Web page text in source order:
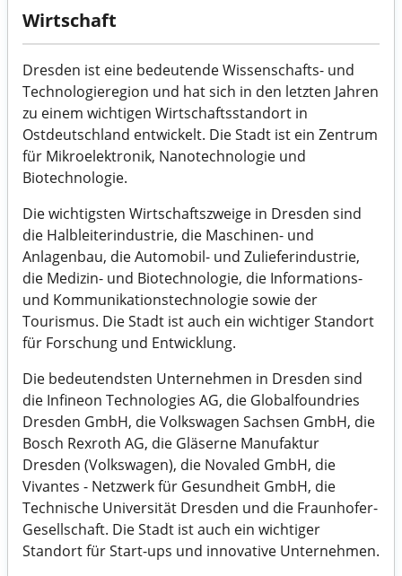
Wirtschaft
Dresden ist eine bedeutende Wissenschafts- und
Technologieregion und hat sich in den letzten Jahren
zu einem wichtigen Wirtschaftsstandort in
Ostdeutschland entwickelt. Die Stadt ist ein Zentrum
für Mikroelektronik, Nanotechnologie und
Biotechnologie.
Die wichtigsten Wirtschaftszweige in Dresden sind
die Halbleiterindustrie, die Maschinen- und
Anlagenbau, die Automobil- und Zulieferindustrie,
die Medizin- und Biotechnologie, die Informations-
und Kommunikationstechnologie sowie der
Tourismus. Die Stadt ist auch ein wichtiger Standort
für Forschung und Entwicklung.
Die bedeutendsten Unternehmen in Dresden sind
die Infineon Technologies AG, die Globalfoundries
Dresden GmbH, die Volkswagen Sachsen GmbH, die
Bosch Rexroth AG, die Gläserne Manufaktur
Dresden (Volkswagen), die Novaled GmbH, die
Vivantes - Netzwerk für Gesundheit GmbH, die
Technische Universität Dresden und die Fraunhofer-
Gesellschaft. Die Stadt ist auch ein wichtiger
Standort für Start-ups und innovative Unternehmen.